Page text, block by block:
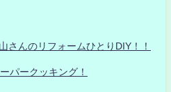
さんのリフォームひとりDIY！！
パークッキング！